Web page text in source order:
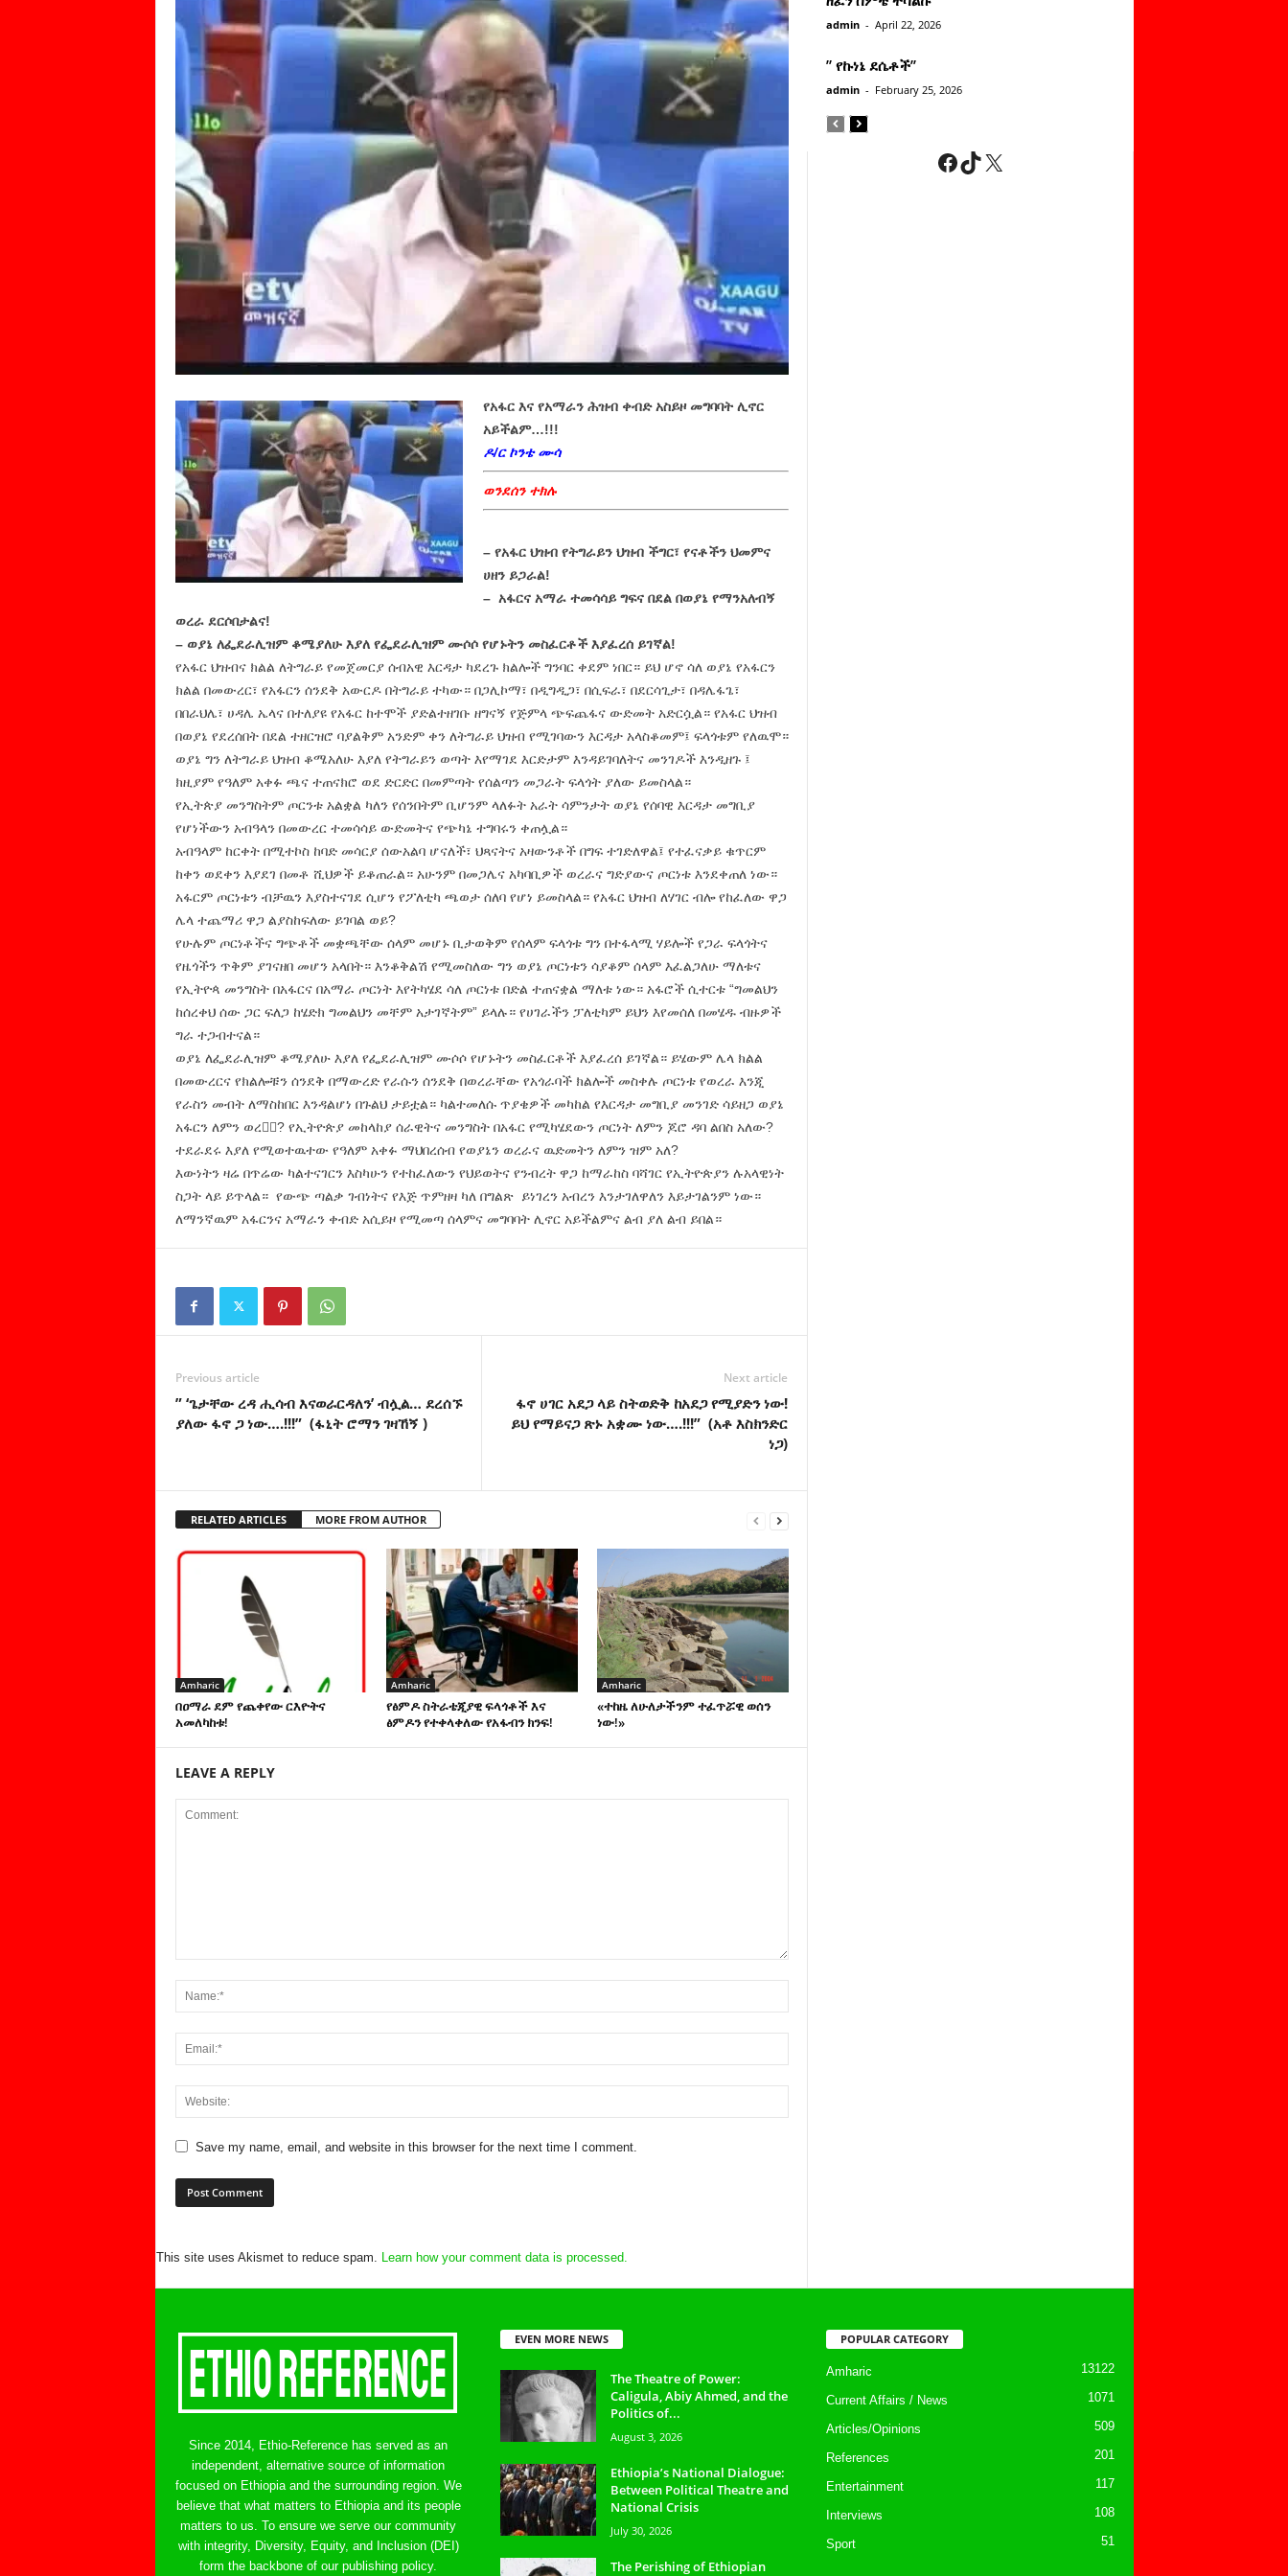
የአፋር እና የአማራን ሕዝብ ቀብድ አስይዞ መግባባት ሊኖር
አይችልም…!!!
ዶ/ር ኮንቴ ሙሳ
ወንደሰን ተክሉ
– የአፋር ህዝብ የትግራይን ህዝብ ችግር፣ የናቶችን ህመምና
ሀዘን ይጋራል!
– አፋርና አማራ ተመሳሳይ ግፍና በደል በወያኔ የማንአለብኝ
ወረራ ደርሶበታልና!
– ወያኔ ለፌደራሊዝም ቆሜያለሁ እያለ የፌደራሊዝም ሙሶሶ የሆኑትን መስፈርቶች እያፈረሰ ይገኛል!
የአፋር ህዝብና ክልል ለትግራይ የመጀመርያ ሰብአዊ እርዳታ ካደረጉ ክልሎች ግንባር ቀደም ነበር። ይህ ሆኖ ሳለ ወያኔ የአፋርን
ክልል በመውረር፣ የአፋርን ሰንደቅ አውርዶ በትግራይ ተካው። በጋሊኮማ፣ በዲግዲጋ፣ በሲፍራ፣ በደርሳጊታ፣ በዳሌፋጌ፣
በበራህሌ፣ ሀዳሌ ኤላና በተለያዩ የአፋር ከተሞች ያድልተዘገቡ ዘግናኝ የጅምላ ጭፍጨፋና ውድመት አድርሷል። የአፋር ህዝብ
በወያኔ የደረሰበት በደል ተዘርዝሮ ባያልቅም አንድም ቀን ለትግራይ ህዝብ የሚገባውን እርዳታ አላስቆመም፤ ፍላጎቱም የለዉሞ።
ወያኔ ግን ለትግራይ ህዝብ ቆሜአለሁ እያለ የትግራይን ወጣት እየማገደ እርድታም እንዳይገባለትና መንገዶች እንዲዘጉ ፤
ክዚያም የዓለም አቀፉ ጫና ተጠናክሮ ወደ ድርድር በመምጣት የሰልጣን መጋራት ፍላጎት ያለው ይመስላል።
የኢትጵያ መንግስትም ጦርንቱ አልቋል ካለን የሰንበትም ቢሆንም ላለፉት አራት ሳምንታት ወያኔ የሰባዊ እርዳታ መግቢያ
የሆነችውን አብዓላን በመውረር ተመሳሳይ ውድመትና የጭካኔ ተግባሩን ቀጠሏል።
አብዓላም ከርቀት በሚተኮስ ከባድ መሳርያ ሰውአልባ ሆናለች፣ ህጻናትና አዛውንቶች በግፍ ተገድለዋል፤ የተፈናቃይ ቁጥርም
ከቀን ወደቀን እያደገ በመቶ ሺህዎች ይቆጠራል። አሁንም በመጋሌና አካባቢዎች ወረራና ግድያውና ጦርነቱ እንደቀጠለ ነው።
አፋርም ጦርነቱን ብቻዉን እያስተናገደ ሲሆን የፖለቲካ ጫወታ ሰለባ የሆነ ይመስላል። የአፋር ህዝብ ለሃገር ብሎ የከፈለው ዋጋ
ሌላ ተጨማሪ ዋጋ ልያስከፍለው ይገባል ወይ?
የሁሉም ጦርነቶችና ግጭቶች መቋጫቸው ሰላም መሆኑ ቢታወቅም የሰላም ፍላጎቱ ግን በተፋላሚ ሃይሎች የጋራ ፍላጎትና
የዜጎችን ጥቅም ያገናዘበ መሆን አላበት። እንቆቅልሽ የሚመስለው ግን ወያኔ ጦርነቱን ሳያቆም ሰላም እፈልጋለሁ ማለቱና
የኢትዮጳ መንግስት በአፋርና በአማራ ጦርነት እየትካሄደ ሳለ ጦርነቱ በድል ተጠናቋል ማለቱ ነው። አፋሮች ሲተርቱ “ግመልህን
ከሰረቀህ ሰው ጋር ፍለጋ ከሄድክ ግመልህን መቸም አታገኛትም” ይላሉ። የሀገራችን ፓለቲካም ይህን እየመሰለ በመሄዱ ብዙዎች
ግራ ተጋብተናል።
ወያኔ ለፌደራሊዝም ቆሜያለሁ እያለ የፌደራሊዝም ሙሶሶ የሆኑትን መስፈርቶች እያፈረሰ ይገኛል። ይሄውም ሌላ ክልል
በመውረርና የክልሎቹን ሰንደቅ በማውረድ የራሱን ሰንደቅ በወረራቸው የአጎራባች ክልሎች መስቀሉ ጦርነቱ የወረራ እንጂ
የራስን መብት ለማስከበር እንዳልሆነ በጉልህ ታይቷል። ካልተመለሱ ጥያቄዎች መካከል የእርዳታ መግቢያ መንገድ ሳይዘጋ ወያኔ
አፋርን ለምን ወረረ፟? የኢትዮጵያ መከላከያ ሰራዊትና መንግስት በአፋር የሚካሄደውን ጦርነት ለምን ጆሮ ዳባ ልበስ አለው?
ተደራደሩ እያለ የሚወተዉተው የዓለም አቀፉ ማህበረሰብ የወያኔን ወረራና ዉድመትን ለምን ዝም አለ?
እውነትን ዛሬ በጥሬው ካልተናገርን እስካሁን የተከፈለውን የህይወትና የንብረት ዋጋ ከማራከስ ባሻገር የኢትዮጵያን ሉአላዊነት
ስጋት ላይ ይጥላል። የውጭ ጣልቃ ገብነትና የእጅ ጥምዘዛ ካለ በግልጽ ይነገረን አብረን እንታገለዋለን እይታገልንም ነው።
ለማንኛዉም አፋርንና አማራን ቀብድ አሲይዞ የሚመጣ ሰላምና መግባባት ሊኖር አይችልምና ልብ ያለ ልብ ይበል።
Previous article
” ‘ጌታቸው ረዳ ሒሳብ እናወራርዳለን’ ብሏል… ደረሰኙ
ያለው ፋኖ ጋ ነው….!!!” (ፋኒት ሮማን ገዛኸኝ )
Next article
ፋኖ ሀገር አደጋ ላይ ስትወድቅ ከአደጋ የሚያድን ነው!
ይህ የማይናጋ ጽኑ አቋሙ ነው….!!!” (አቶ እስክንድር
ነጋ)
RELATED ARTICLES MORE FROM AUTHOR
Amharic
በዐማራ ደም የጨቀየው ርእዮትና
አመለካከቱ!
Amharic
የፅምዶ ስትራቴጂያዊ ፍላጎቶች እና
ፅምዶን የተቀላቀለው የአፋብን ክንፍ!
Amharic
«ተከዜ ለሁለታችንም ተፈጥሯዊ ወሰን
ነው!»
LEAVE A REPLY
Save my name, email, and website in this browser for the next time I comment.
This site uses Akismet to reduce spam. Learn how your comment data is processed.
admin - April 22, 2026
” የኩነኔ ደሴቶች’’
admin - February 25, 2026
Facebook
TikTok
X
Since 2014, Ethio-Reference has served as an
independent, alternative source of information
focused on Ethiopia and the surrounding region. We
believe that what matters to Ethiopia and its people
matters to us. To ensure we serve our community
with integrity, Diversity, Equity, and Inclusion (DEI)
form the backbone of our publishing policy.
EVEN MORE NEWS
The Theatre of Power:
Caligula, Abiy Ahmed, and the
Politics of...
August 3, 2026
Ethiopia’s National Dialogue:
Between Political Theatre and
National Crisis
July 30, 2026
The Perishing of Ethiopian
POPULAR CATEGORY
Amharic 13122
Current Affairs / News 1071
Articles/Opinions 509
References 201
Entertainment 117
Interviews 108
Sport 51